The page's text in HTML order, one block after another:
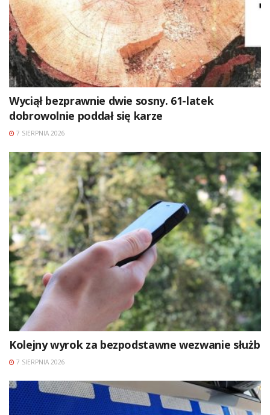
Wyciął bezprawnie dwie sosny. 61-latek
dobrowolnie poddał się karze
7 SIERPNIA 2026
Kolejny wyrok za bezpodstawne wezwanie służb
7 SIERPNIA 2026